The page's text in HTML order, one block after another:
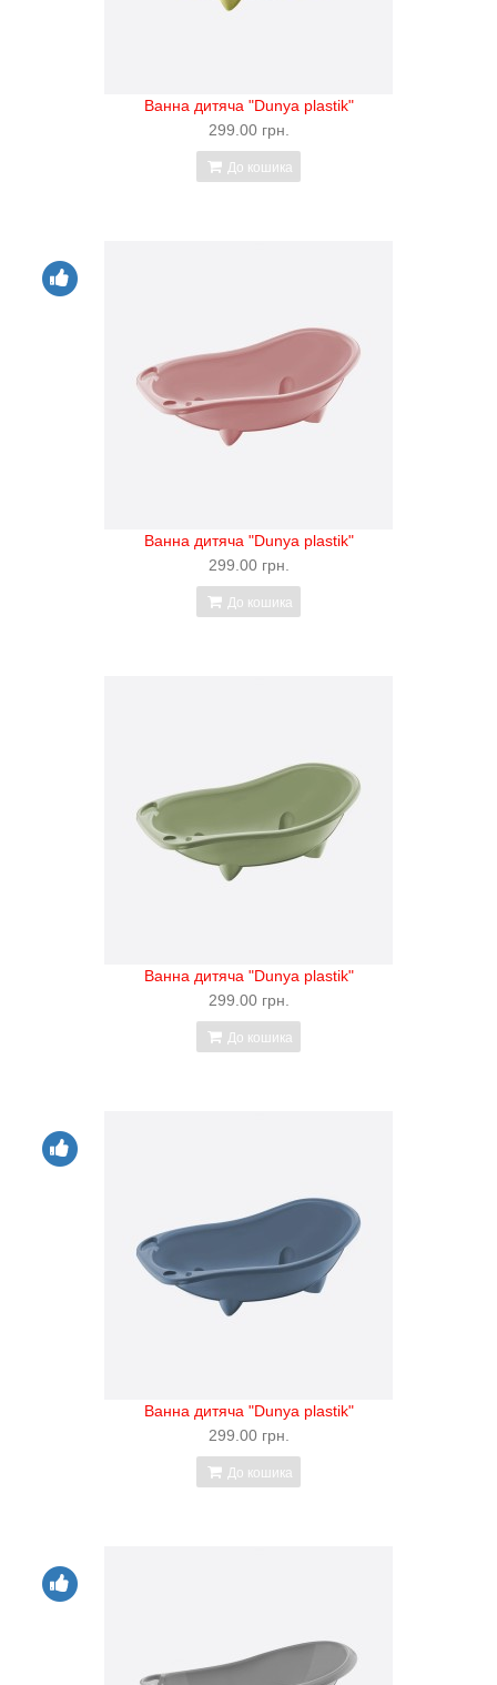
Ванна дитяча "Dunya plastik"
299.00 грн.
До кошика
Ванна дитяча "Dunya plastik"
299.00 грн.
До кошика
Ванна дитяча "Dunya plastik"
299.00 грн.
До кошика
Ванна дитяча "Dunya plastik"
299.00 грн.
До кошика